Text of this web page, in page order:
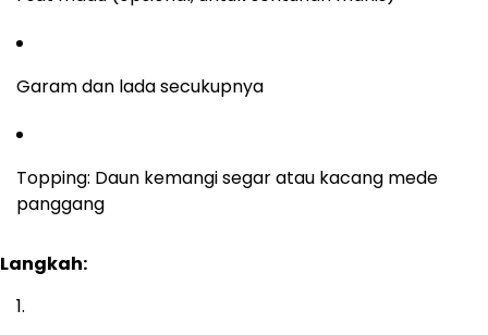
Garam dan lada secukupnya
Topping: Daun kemangi segar atau kacang mede
panggang
Langkah: